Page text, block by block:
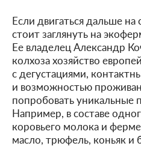
Если двигаться дальше
стоит заглянуть на
Ее владелец Александр
колхоза хозяйство
с дегустациями,
и возможностью
попробовать уникальные
Например, в составе
коровьего молока и
масло, трюфель, коньяк и